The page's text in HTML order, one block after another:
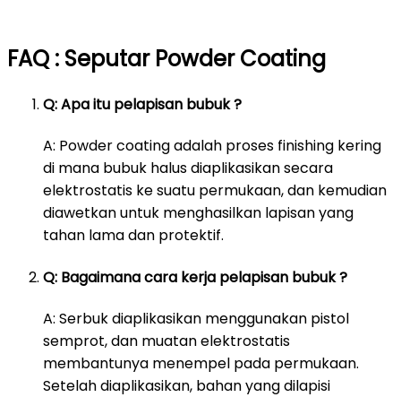
FAQ : Seputar Powder Coating
Q: Apa itu pelapisan bubuk ?
A: Powder coating adalah proses finishing kering
di mana bubuk halus diaplikasikan secara
elektrostatis ke suatu permukaan, dan kemudian
diawetkan untuk menghasilkan lapisan yang
tahan lama dan protektif.
Q: Bagaimana cara kerja pelapisan bubuk ?
A: Serbuk diaplikasikan menggunakan pistol
semprot, dan muatan elektrostatis
membantunya menempel pada permukaan.
Setelah diaplikasikan, bahan yang dilapisi